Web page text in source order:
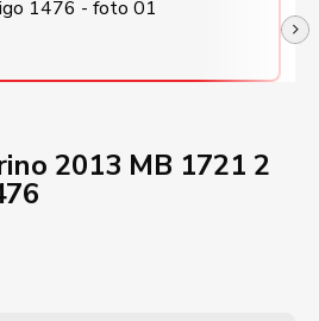
2013 MB 1721 2